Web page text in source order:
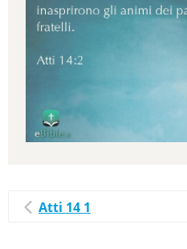
Atti 14 1